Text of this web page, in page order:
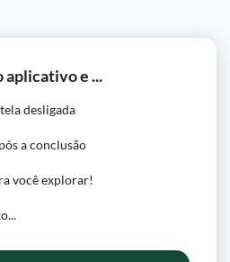
aplicativo e ...
desligada
a conclusão
você explorar!